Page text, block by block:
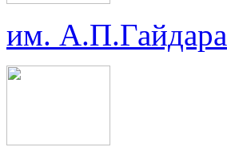
им. А.П.Гайдара